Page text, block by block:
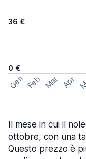
36 €
0 €
Gen Feb Mar Apr
Il mese in cui il
ottobre, con una
Questo prezzo è